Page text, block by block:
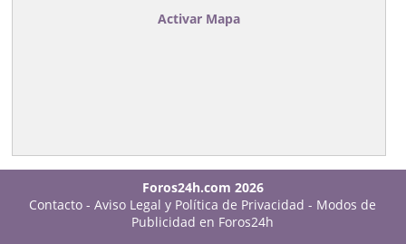
Activar Mapa
Foros24h.com 2026
Contacto -Aviso Legal y Política de Privacidad - Modos de
Publicidad en Foros24h